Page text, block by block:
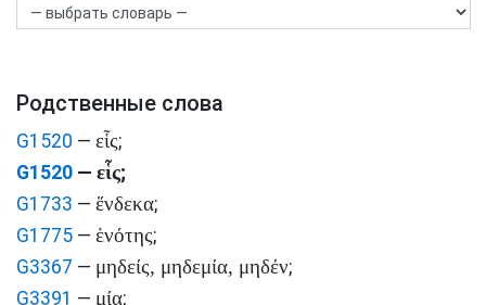
Родственные слова
G1520 — εἷς;
G1520 — εἷς;
G1733 — ἕνδεκα;
G1775 — ἑνότης;
G3367 — μηδείς, μηδεμία, μηδέν;
G3391 — μία;